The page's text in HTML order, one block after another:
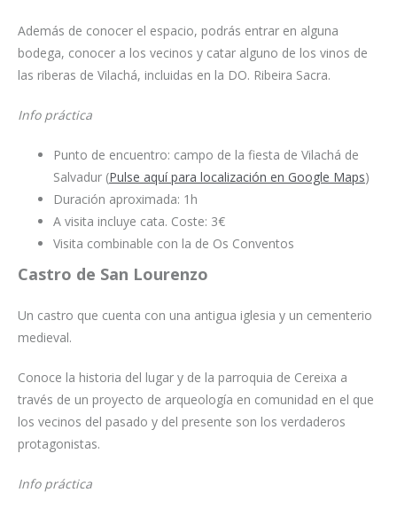
Además de conocer el espacio, podrás entrar en alguna
bodega, conocer a los vecinos y catar alguno de los vinos de
las riberas de Vilachá, incluidas en la DO. Ribeira Sacra.
Info práctica
Punto de encuentro: campo de la fiesta de Vilachá de
Salvadur (Pulse aquí para localización en Google Maps)
Duración aproximada: 1h
A visita incluye cata. Coste: 3€
Visita combinable con la de Os Conventos
Castro de San Lourenzo
Un castro que cuenta con una antigua iglesia y un cementerio
medieval.
Conoce la historia del lugar y de la parroquia de Cereixa a
través de un proyecto de arqueología en comunidad en el que
los vecinos del pasado y del presente son los verdaderos
protagonistas.
Info práctica